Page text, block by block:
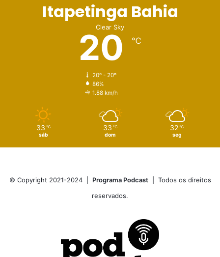
Itapetinga Bahia
Clear Sky
20 ℃
20º - 20º
86%
1.88 km/h
33 ℃
sáb
33 ℃
dom
32 ℃
seg
© Copyright 2021-2024 | Programa Podcast| Todos os direitos
reservados.